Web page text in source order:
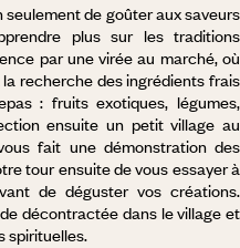
de goûter aux saveurs
plus sur les traditions
par une virée au marché, où
recherche des ingrédients frais
: fruits exotiques, légumes,
ensuite un petit village au
fait une démonstration des
tour ensuite de vous essayer à
de déguster vos créations.
décontractée dans le village et
spirituelles.